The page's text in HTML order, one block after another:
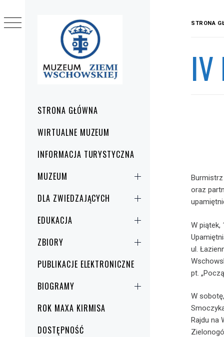
główneSTRONA GŁÓWNA
WIRTUALNE MUZEUM
INFORMACJA TURYSTYCZNA
MUZEUM
DLA ZWIEDZAJĄCYCH
EDUKACJA
ZBIORY
PUBLIKACJE ELEKTRONICZNE
BIOGRAMY
ROK MAXA KIRMISA
DOSTĘPNOŚĆ
STRONA
IV
oraz
W piątek,
ul.
pt.
W
Rajdu na